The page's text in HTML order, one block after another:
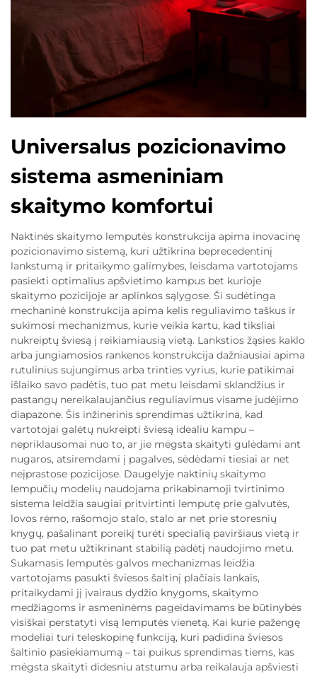
Universalus pozicionavimo
sistema asmeniniam
skaitymo komfortui
Naktinės skaitymo lemputės konstrukcija apima inovacinę
pozicionavimo sistemą, kuri užtikrina beprecedentinį
lankstumą ir pritaikymo galimybes, leisdama vartotojams
pasiekti optimalius apšvietimo kampus bet kurioje
skaitymo pozicijoje ar aplinkos sąlygose. Ši sudėtinga
mechaninė konstrukcija apima kelis reguliavimo taškus ir
sukimosi mechanizmus, kurie veikia kartu, kad tiksliai
nukreiptų šviesą į reikiamiausią vietą. Lankstios žąsies kaklo
arba jungiamosios rankenos konstrukcija dažniausiai apima
rutulinius sujungimus arba trinties vyrius, kurie patikimai
išlaiko savo padėtis, tuo pat metu leisdami sklandžius ir
pastangų nereikalaujančius reguliavimus visame judėjimo
diapazone. Šis inžinerinis sprendimas užtikrina, kad
vartotojai galėtų nukreipti šviesą idealiu kampu –
nepriklausomai nuo to, ar jie mėgsta skaityti gulėdami ant
nugaros, atsiremdami į pagalves, sėdėdami tiesiai ar net
neįprastose pozicijose. Daugelyje naktinių skaitymo
lempučių modelių naudojama prikabinamoji tvirtinimo
sistema leidžia saugiai pritvirtinti lemputę prie galvutės,
lovos rėmo, rašomojo stalo, stalo ar net prie storesnių
knygų, pašalinant poreikį turėti specialią paviršiaus vietą ir
tuo pat metu užtikrinant stabilią padėtį naudojimo metu.
Sukamasis lemputės galvos mechanizmas leidžia
vartotojams pasukti šviesos šaltinį plačiais lankais,
pritaikydami jį įvairaus dydžio knygoms, skaitymo
medžiagoms ir asmeninėms pageidavimams be būtinybės
visiškai perstatyti visą lemputės vienetą. Kai kurie pažengę
modeliai turi teleskopinę funkciją, kuri padidina šviesos
šaltinio pasiekiamumą – tai puikus sprendimas tiems, kas
mėgsta skaityti didesniu atstumu arba reikalauja apšviesti